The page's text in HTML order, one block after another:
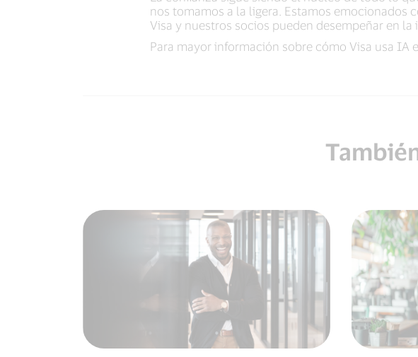
nos tomamos a la ligera. Estamos
Visa y nuestros socios pueden desempeñar en
Para mayor información sobre cómo Visa usa IA